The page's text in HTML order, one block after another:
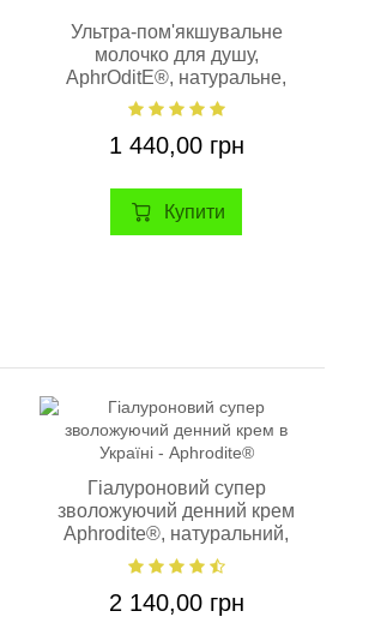
Ультра-пом'якшувальне
молочко для душу,
AphrOditE®, натуральне,
400 мл
1 440,00 грн
Купити
Гіалуроновий супер
зволожуючий денний крем
Aphrodite®, натуральний,
50 мл
2 140,00 грн